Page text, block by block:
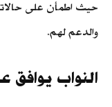
حيث اطمأن على
والدعم لهم.
النواب يوافق